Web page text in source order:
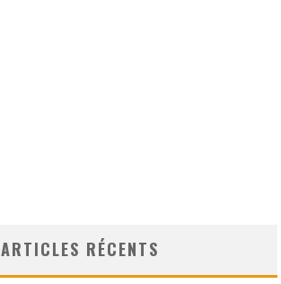
ARTICLES RÉCENTS